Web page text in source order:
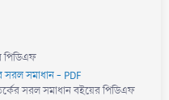
পিডিএফ
সরল সমাধান - PDF
সরল সমাধান বইয়ের পিডিএফ